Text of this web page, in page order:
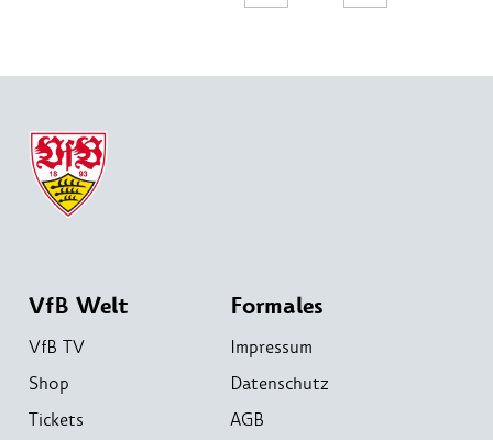
VfB Welt
VfB TV
Shop
Tickets
Formales
Impressum
Datenschutz
AGB